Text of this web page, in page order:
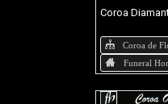
Coroa
Coroa de
Funeral